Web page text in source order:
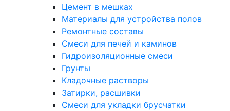
Цемент в мешках
Материалы для устройства полов
Ремонтные составы
Смеси для печей и каминов
Гидроизоляционные смеси
Грунты
Кладочные растворы
Затирки, расшивки
Смеси для укладки брусчатки